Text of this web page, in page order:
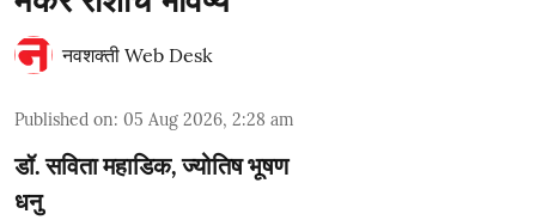
नवशक्ती Web Desk
Published on: 05 Aug 2026, 2:28 am
डॉ. सविता महाडिक, ज्योतिष भूषण
धनु